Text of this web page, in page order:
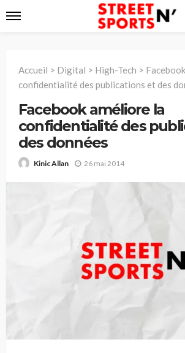
Accueil > Digital > High-Tech >
confidentialité des publications et des
Facebook améliore la
confidentialité des
des données
Kinic Allan 26 mai 2014